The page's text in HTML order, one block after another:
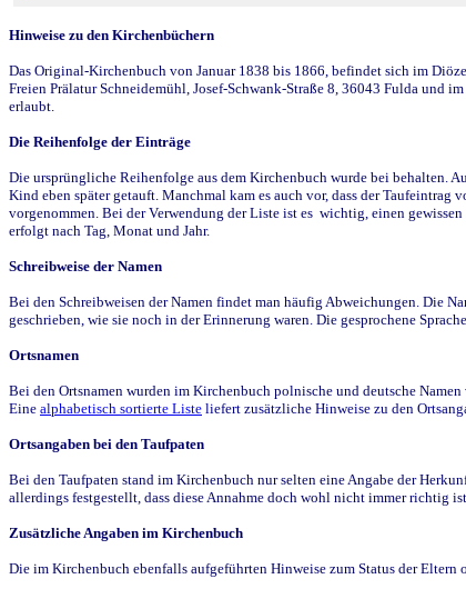
Hinweise zu den Kirchenbüchern
Das Original-Kirchenbuch von Januar 1838 bis 1866, befindet sich im
Freien Prälatur Schneidemühl, Josef-Schwank-Straße 8, 36043 Fulda und
erlaubt.
Die Reihenfolge der Einträge
Die ursprüngliche Reihenfolge aus dem Kirchenbuch wurde bei behalten.
Kind eben später getauft. Manchmal kam es auch vor, dass der
vorgenommen. Bei der Verwendung der Liste ist es wichtig, einen
erfolgt nach Tag, Monat und Jahr.
Schreibweise der Namen
Bei den Schreibweisen der Namen findet man häufig Abweichungen. Die
geschrieben, wie sie noch in der Erinnerung waren. Die gesprochene
Ortsnamen
Bei den Ortsnamen wurden im Kirchenbuch polnische und deutsche
Eine alphabetisch sortierte Liste liefert zusätzliche Hinweise zu den
Ortsangaben bei den Taufpaten
Bei den Taufpaten stand im Kirchenbuch nur selten eine Angabe der
allerdings festgestellt, dass diese Annahme doch wohl nicht immer richtig
Zusätzliche Angaben im Kirchenbuch
Die im Kirchenbuch ebenfalls aufgeführten Hinweise zum Status der Eltern